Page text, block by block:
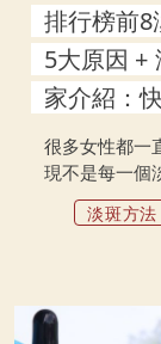
排行榜前
5大原因 +
家介紹：
很多女性都一
現不是每一個
得太慢。不
完全沒有辦
淡斑方法